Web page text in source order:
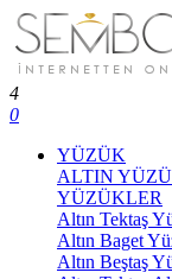
4
0
YÜZÜK
ALTIN
YÜZÜKLER
Altın Tektaş
Altın Baget
Altın Beştaş